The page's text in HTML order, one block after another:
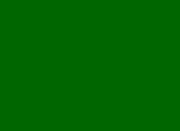
pak nejpozději do 48 hodin.